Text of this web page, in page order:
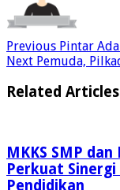
Previous Pintar
Next Pemuda,
Related Articles
MKKS SMP
Perkuat
Pendidikan